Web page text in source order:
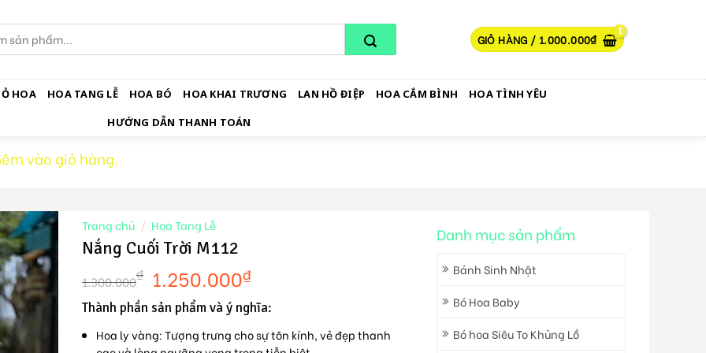
GIỎ HÀNG / 1.000.000₫
HOA HOA TANG LỄ HOA BÓ HOA KHAI TRƯƠNG LAN HỒ ĐIỆP HOA CẮM BÌNH
HOA TÌNH YÊU
HƯỚNG DẪN THANH TOÁN
vào giỏ hàng.
Danh mục sản phẩm
Bánh Sinh Nhật
Bó Hoa Baby
Bó hoa Siêu To Khủng Lồ
Trang chủ / Hoa Tang Lễ
Nắng Cuối Trời M112
1.300.000₫ 1.250.000₫
Thành phần sản phẩm và ý nghĩa:
Hoa ly vàng:Tượng trưng cho sự tôn kính, vẻ đẹp thanh